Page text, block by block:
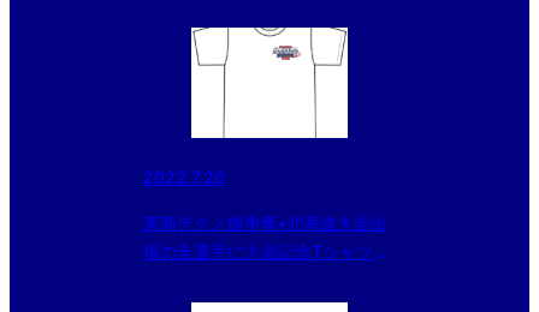
2022.7.20
東商テクノ旗争奪•北海道大会出
場の全選手に大会記念Tシャツプ